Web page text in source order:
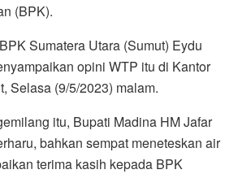
(BPK).
Sumatera Utara (Sumut) Eydu
opini WTP itu di Kantor
Selasa (9/5/2023) malam.
itu, Bupati Madina HM Jafar
bahkan sempat meneteskan air
terima kasih kepada BPK